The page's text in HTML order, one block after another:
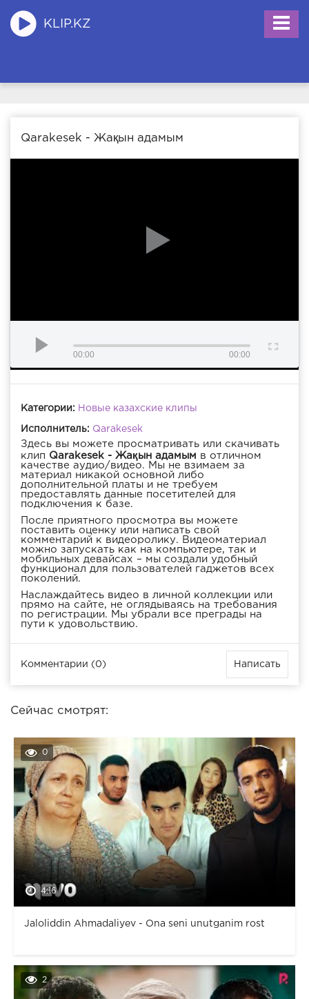
KLIP.KZ
Qarakesek - Жақын адамым
00:00 00:00
Категории: Новые казахские клипы
Исполнитель: Qarakesek
Здесь вы можете просматривать или скачивать
клип Qarakesek - Жақын адамым в отличном
качестве аудио/видео. Мы не взимаем за
материал никакой основной либо
дополнительной платы и не требуем
предоставлять данные посетителей для
подключения к базе.
После приятного просмотра вы можете
поставить оценку или написать свой
комментарий к видеоролику. Видеоматериал
можно запускать как на компьютере, так и
мобильных девайсах – мы создали удобный
функционал для пользователей гаджетов всех
поколений.
Наслаждайтесь видео в личной коллекции или
прямо на сайте, не оглядываясь на требования
по регистрации. Мы убрали все преграды на
пути к удовольствию.
Комментарии (0) Написать
Сейчас смотрят:
0
4:16
Jaloliddin Ahmadaliyev - Ona seni unutganim rost
2